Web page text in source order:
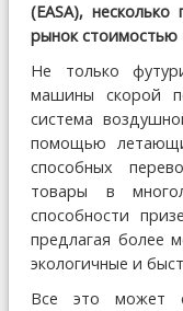
(EASA),
рынок стоимостью
Не только
машины скорой
система
помощью
способных
товары в
способности
предлагая более
экологичные и
Все это может